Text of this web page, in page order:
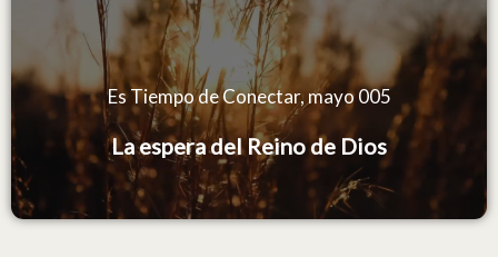
Es Tiempo de Conectar, mayo 005
La espera del Reino de Dios